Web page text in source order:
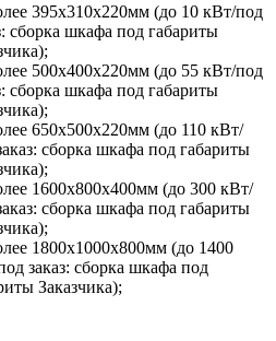
395х310х220мм (до 10 кВт/под
сборка шкафа под габариты
500х400х220мм (до 55 кВт/под
сборка шкафа под габариты
650х500х220мм (до 110 кВт/
сборка шкафа под габариты
1600х800х400мм (до 300 кВт/
сборка шкафа под габариты
1800х1000х800мм (до 1400
заказ: сборка шкафа под
Заказчика);